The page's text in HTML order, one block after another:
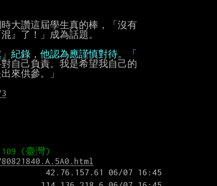
大讚這屆學生真的棒，「沒有
』了！」成為話題。
自己負責。我是希望我自己的
來供參。」